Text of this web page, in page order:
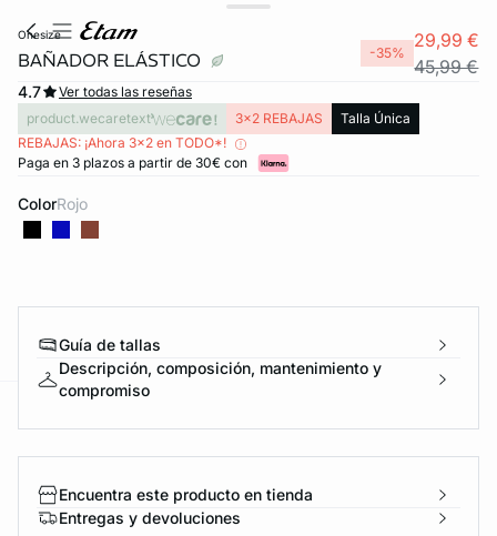
onesize
BAÑADOR ELÁSTICO -35%
29,99 €
45,99 €
4.7
Ver todas las reseñas
product.wecaretext
3x2 REBAJAS
Talla Única
REBAJAS: ¡Ahora 3x2 en TODO*!
Paga en 3 plazos a partir de 30€ con
Color rojo
Guía de tallas
Descripción, composición, mantenimiento y
compromiso
Encuentra este producto en tienda
Entregas y devoluciones